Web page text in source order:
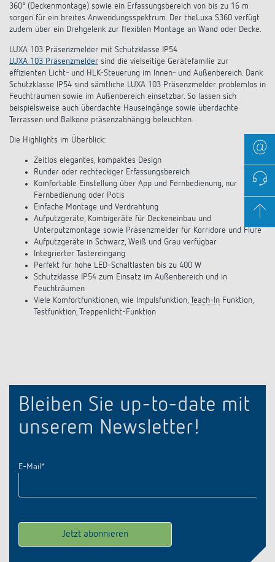
360° (Deckenmontage) sowie ein Erfassungsbereich von bis zu 16 m
sorgen für ein breites Anwendungsspektrum. Der theLuxa S360 verfügt
zudem über ein Drehgelenk zur flexiblen Montage an Wand oder Decke.
LUXA 103 Präsenzmelder mit Schutzklasse IP54
LUXA 103 Präsenzmelder sind die vielseitige Gerätefamilie zur
effizienten Licht- und HLK-Steuerung im Innen- und Außenbereich. Dank
Schutzklasse IP54 sind sämtliche LUXA 103 Präsenzmelder problemlos in
Feuchträumen sowie im Außenbereich einsetzbar. So lassen sich
beispielsweise auch überdachte Hauseingänge sowie überdachte
Terrassen und Balkone präsenzabhängig beleuchten.
Die Highlights im Überblick:
Zeitlos elegantes, kompaktes Design
Runder oder rechteckiger Erfassungsbereich
Komfortable Einstellung über App und Fernbedienung, nur
Fernbedienung oder Potis
Einfache Montage und Verdrahtung
Aufputzgeräte, Kombigeräte für Deckeneinbau und
Unterputzmontage sowie Präsenzmelder für Korridore und Flure
Aufputzgeräte in Schwarz, Weiß und Grau verfügbar
Integrierter Tastereingang
Perfekt für hohe LED-Schaltlasten bis zu 400 W
Schutzklasse IP54 zum Einsatz im Außenbereich und in
Feuchträumen
Viele Komfortfunktionen, wie Impulsfunktion, Teach-In Funktion,
Testfunktion, Treppenlicht-Funktion
Bleiben Sie up-to-date mit
unserem Newsletter!
E-Mail *